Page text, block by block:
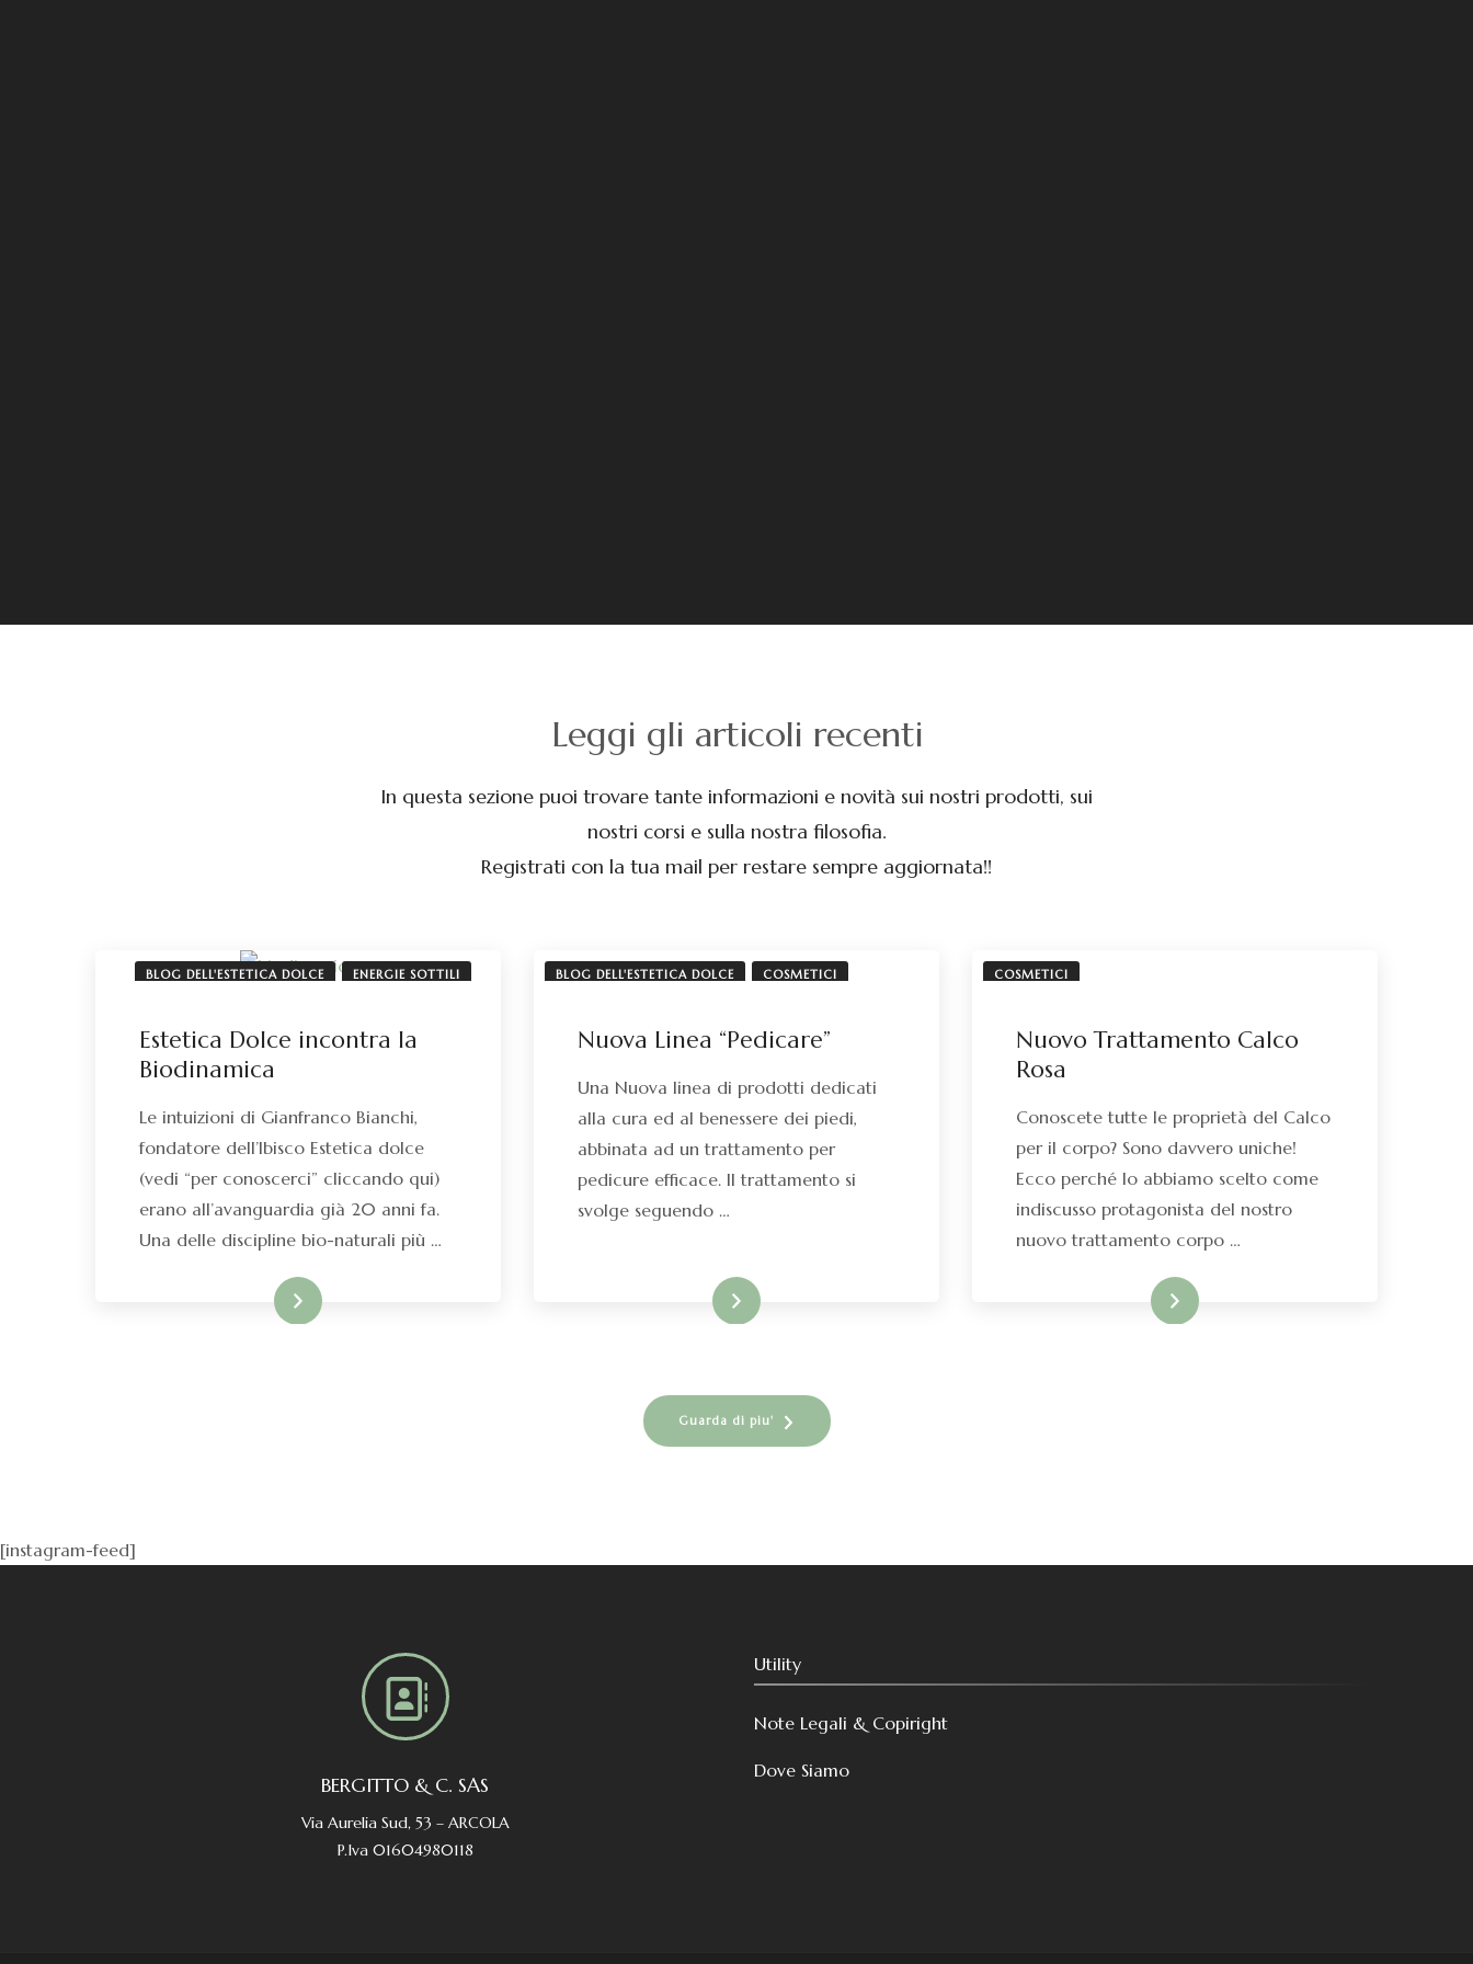
Leggi gli articoli recenti
In questa sezione puoi trovare tante informazioni e novità sui nostri prodotti, sui
nostri corsi e sulla nostra filosofia.
Registrati con la tua mail per restare sempre aggiornata!!
BLOG DELL'ESTETICA DOLCE ENERGIE SOTTILI
Estetica Dolce incontra la
Biodinamica
Le intuizioni di Gianfranco Bianchi,
fondatore dell’Ibisco Estetica dolce
(vedi “per conoscerci” cliccando qui)
erano all’avanguardia già 20 anni fa.
Una delle discipline bio-naturali più …
Leggi di più
BLOG DELL'ESTETICA DOLCE COSMETICI
Nuova Linea “Pedicare”
Una Nuova linea di prodotti dedicati
alla cura ed al benessere dei piedi,
abbinata ad un trattamento per
pedicure efficace. Il trattamento si
svolge seguendo …
Leggi di più
COSMETICI
Nuovo Trattamento Calco
Rosa
Conoscete tutte le proprietà del Calco
per il corpo? Sono davvero uniche!
Ecco perché lo abbiamo scelto come
indiscusso protagonista del nostro
nuovo trattamento corpo …
Leggi di più
Guarda di piu'
[instagram-feed]
BERGITTO & C. SAS
Via Aurelia Sud, 53 – ARCOLA
P.Iva 01604980118
Utility
Note Legali & Copiright
Dove Siamo